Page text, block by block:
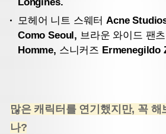
모헤어 니트 스웨터Acne
Como Seoul, 브라운 와이드 팬츠
Homme, 스니커즈 Ermenegildo
많은 캐릭터를 연기했지만, 꼭 해
나?